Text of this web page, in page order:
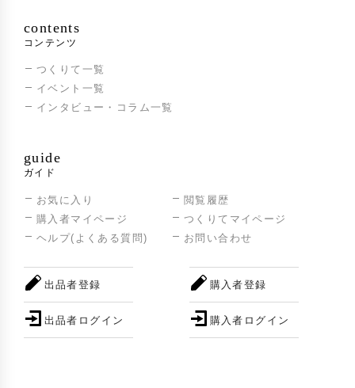
contents
コンテンツ
つくりて一覧
イベント一覧
インタビュー・コラム一覧
guide
ガイド
お気に入り
閲覧履歴
購入者マイページ
つくりてマイページ
ヘルプ(よくある質問)
お問い合わせ
出品者登録
出品者ログイン
購入者登録
購入者ログイン